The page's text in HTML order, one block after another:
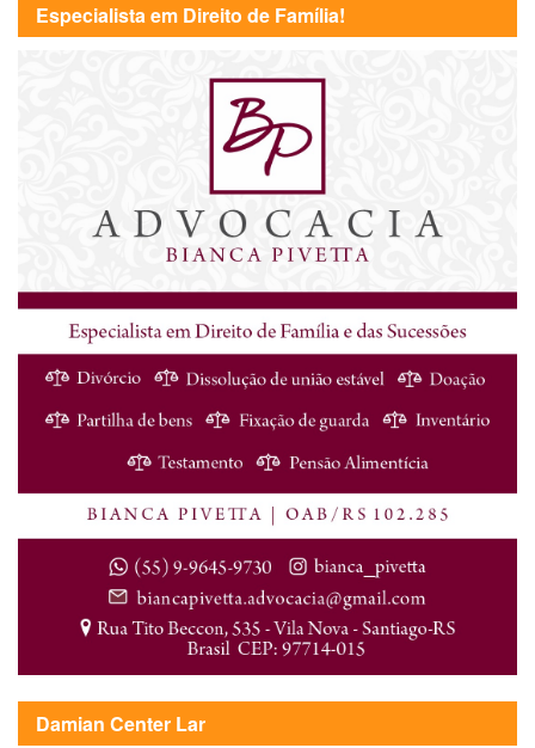
Especialista em Direito de Família!
Damian Center Lar